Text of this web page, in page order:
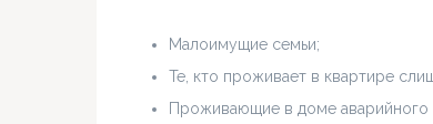
Малоимущие семьи;
Те, кто проживает в квартире
Проживающие в доме